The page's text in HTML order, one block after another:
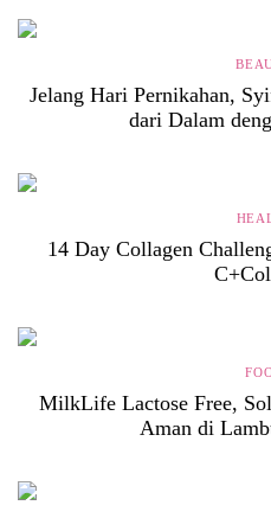
Jelang Hari Pernikahan,
dari Dalam
14 Day Collagen
MilkLife Lactose Free,
Aman di